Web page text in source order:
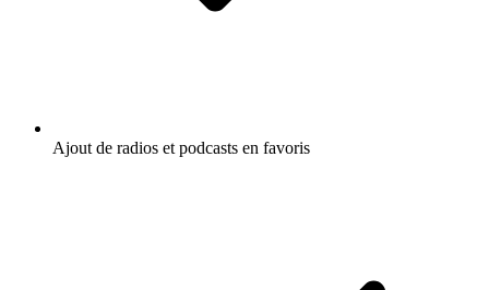
Ajout de radios et podcasts en favoris